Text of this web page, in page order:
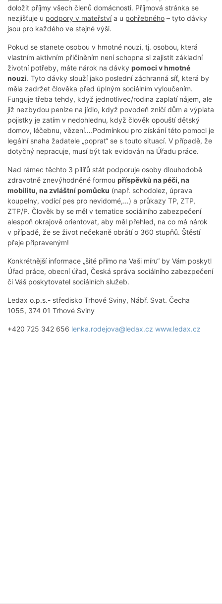
doložit příjmy všech členů domácnosti. Příjmová stránka se
nezjišťuje u podpory v mateřstvía u pohřebného – tyto dávky
jsou pro každého ve stejné výši.
Pokud se stanete osobou v hmotné nouzi, tj. osobou, která
vlastním aktivním přičiněním není schopna si zajistit základní
životní potřeby, máte nárok na dávky pomoci v hmotné
nouzi. Tyto dávky slouží jako poslední záchranná síť, která by
měla zadržet člověka před úplným sociálním vyloučením.
Funguje třeba tehdy, když jednotlivec/rodina zaplatí nájem, ale
již nezbydou peníze na jídlo, když povodeň zničí dům a výplata
pojistky je zatím v nedohlednu, když člověk opouští dětský
domov, léčebnu, vězení….Podmínkou pro získání této pomoci je
legální snaha žadatele „poprat“ se s touto situací. V případě, že
dotyčný nepracuje, musí být tak evidován na Úřadu práce.
Nad rámec těchto 3 pilířů stát podporuje osoby dlouhodobě
zdravotně znevýhodněné formou příspěvků na péči, na
mobilitu, na zvláštní pomůcku (např. schodolez, úprava
koupelny, vodící pes pro nevidomé,…) a průkazy TP, ZTP,
ZTP/P. Člověk by se měl v tematice sociálního zabezpečení
alespoň okrajově orientovat, aby měl přehled, na co má nárok
v případě, že se život nečekaně obrátí o 360 stupňů. Štěstí
přeje připraveným!
Konkrétnější informace „šité přímo na Vaši míru“ by Vám poskytl
Úřad práce, obecní úřad, Česká správa sociálního zabezpečení
či Váš poskytovatel sociálních služeb.
Ledax o.p.s.- středisko Trhové Sviny, Nábř. Svat. Čecha
1055, 374 01 Trhové Sviny
+420 725 342 656 lenka.rodejova@ledax.cz www.ledax.cz